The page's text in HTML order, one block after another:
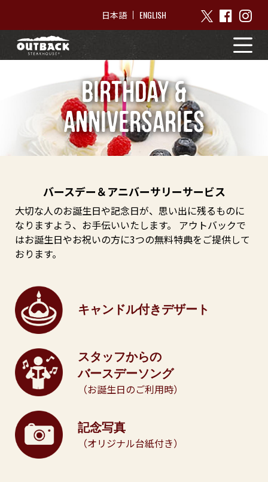
日本語 ENGLISH
BIRTHDAY &
ANNIVERSARIES
バースデー＆アニバーサリーサービス
大切な人のお誕生日や記念日が、思い出に残るものに
なりますよう、お手伝いいたします。
アウトバックで
はお誕生日やお祝いの方に3つの無料特典をご提供して
おります。
キャンドル付きデザート
スタッフからの
バースデーソング
（お誕生日のご利用時）
記念写真
（オリジナル台紙付き）